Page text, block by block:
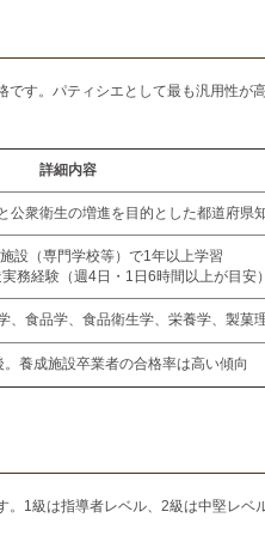
す。パティシエとして最も汎用性が
詳細内容
公衆衛生の増進を目的とした都道府県
設（専門学校等）で1年以上学習
務経験（週4日・1日6時間以上が目安）
、食品学、食品衛生学、栄養学、製菓
養成施設卒業者の合格率は高い傾向
1級は指導者レベル、2級は中堅レベ